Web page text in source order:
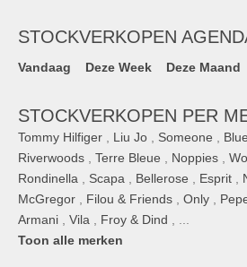
STOCKVERKOPEN
Vandaag Deze Week Deze Maand
STOCKVERKOPEN PER
Tommy Hilfiger , Liu Jo , Someone ,
Riverwoods , Terre Bleue , Noppies ,
Rondinella , Scapa , Bellerose , Esprit ,
McGregor , Filou & Friends , Only ,
Armani , Vila , Froy & Dind , ...
Toon alle merken